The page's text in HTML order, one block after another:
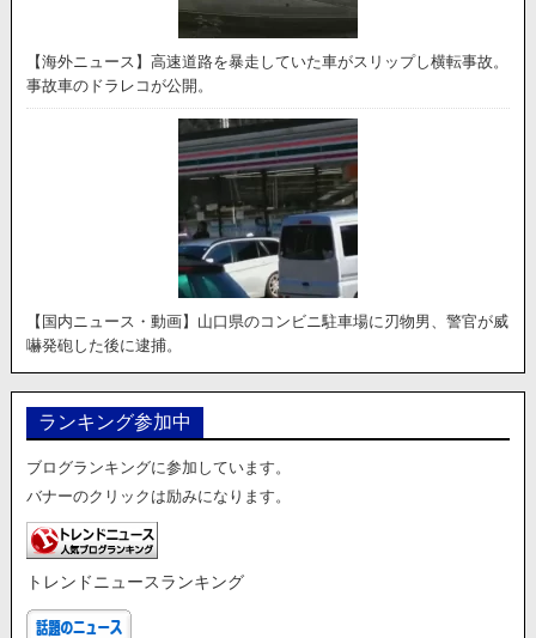
【海外ニュース】高速道路を暴走していた車がスリップし横転事故。
事故車のドラレコが公開。
【国内ニュース・動画】山口県のコンビニ駐車場に刃物男、警官が威
嚇発砲した後に逮捕。
ランキング参加中
ブログランキングに参加しています。
バナーのクリックは励みになります。
トレンドニュースランキング